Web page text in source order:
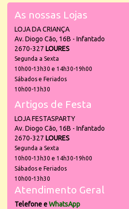
As nossas Lojas
LOJA DA CRIANÇA
Av. Diogo Cão, 16B - Infantado
2670-327 LOURES
Segunda a Sexta
10h00-13h30 e 14h30-19h00
Sábados e Feriados
10h00-13h30
Artigos de Festa
LOJA FESTASPARTY
Av. Diogo Cão, 16B - Infantado
2670-327 LOURES
Segunda a Sexta
10h00-13h30 e 14h30-19h00
Sábados e Feriados
10h00-13h30
Atendimento Geral
Telefone eWhatsApp